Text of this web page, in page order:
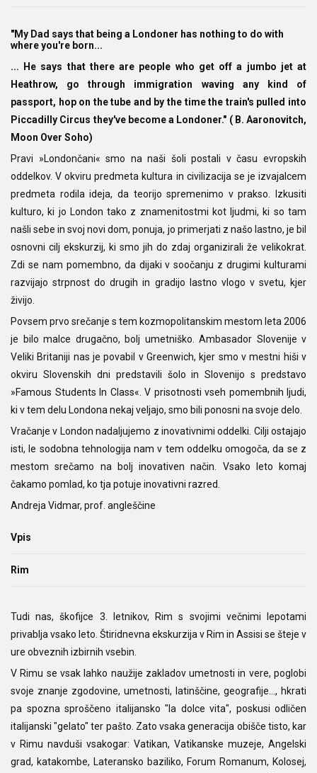
"My Dad says that being a Londoner has nothing to do with
where you're born...
... He says that there are people who get off a jumbo jet at
Heathrow, go through immigration waving any kind of
passport, hop on the tube and by the time the train's pulled into
Piccadilly Circus they've become a Londoner." ( B. Aaronovitch,
Moon Over Soho)
Pravi »Londončani« smo na naši šoli postali v času evropskih
oddelkov. V okviru predmeta kultura in civilizacija se je izvajalcem
predmeta rodila ideja, da teorijo spremenimo v prakso. Izkusiti
kulturo, ki jo London tako z znamenitostmi kot ljudmi, ki so tam
našli sebe in svoj novi dom, ponuja, jo primerjati z našo lastno, je bil
osnovni cilj ekskurzij, ki smo jih do zdaj organizirali že velikokrat.
Zdi se nam pomembno, da dijaki v soočanju z drugimi kulturami
razvijajo strpnost do drugih in gradijo lastno vlogo v svetu, kjer
živijo.
Povsem prvo srečanje s tem kozmopolitanskim mestom leta 2006
je bilo malce drugačno, bolj umetniško. Ambasador Slovenije v
Veliki Britaniji nas je povabil v Greenwich, kjer smo v mestni hiši v
okviru Slovenskih dni predstavili šolo in Slovenijo s predstavo
»Famous Students In Class«. V prisotnosti vseh pomembnih ljudi,
ki v tem delu Londona nekaj veljajo, smo bili ponosni na svoje delo.
Vračanje v London nadaljujemo z inovativnimi oddelki. Cilji ostajajo
isti, le sodobna tehnologija nam v tem oddelku omogoča, da se z
mestom srečamo na bolj inovativen način. Vsako leto komaj
čakamo pomlad, ko tja potuje inovativni razred.
Andreja Vidmar, prof. angleščine
Vpis
Rim
Tudi nas, škofijce 3. letnikov, Rim s svojimi večnimi lepotami
privablja vsako leto. Štiridnevna ekskurzija v Rim in Assisi se šteje v
ure obveznih izbirnih vsebin.
V Rimu se vsak lahko naužije zakladov umetnosti in vere, poglobi
svoje znanje zgodovine, umetnosti, latinščine, geografije..., hkrati
pa spozna sproščeno italijansko "la dolce vita", poskusi odličen
italijanski "gelato" ter pašto. Zato vsaka generacija obišče tisto, kar
v Rimu navduši vsakogar: Vatikan, Vatikanske muzeje, Angelski
grad, katakombe, Lateransko baziliko, Forum Romanum, Kolosej,